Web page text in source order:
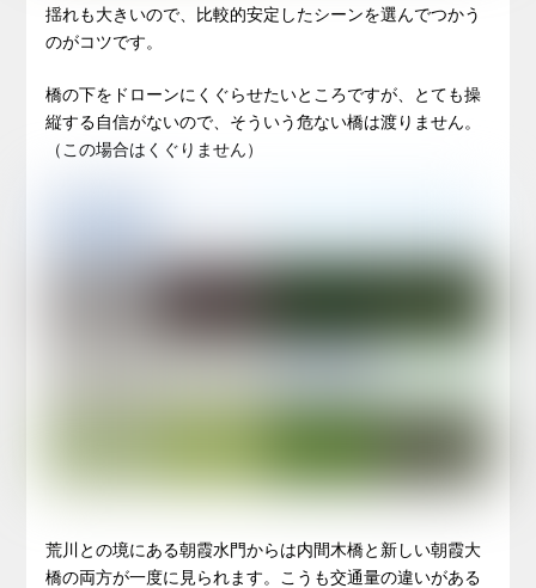
揺れも大きいので、比較的安定したシーンを選んでつかう
のがコツです。
橋の下をドローンにくぐらせたいところですが、とても操
縦する自信がないので、そういう危ない橋は渡りません。
（この場合はくぐりません）
荒川との境にある朝霞水門からは内間木橋と新しい朝霞大
橋の両方が一度に見られます。こうも交通量の違いがある